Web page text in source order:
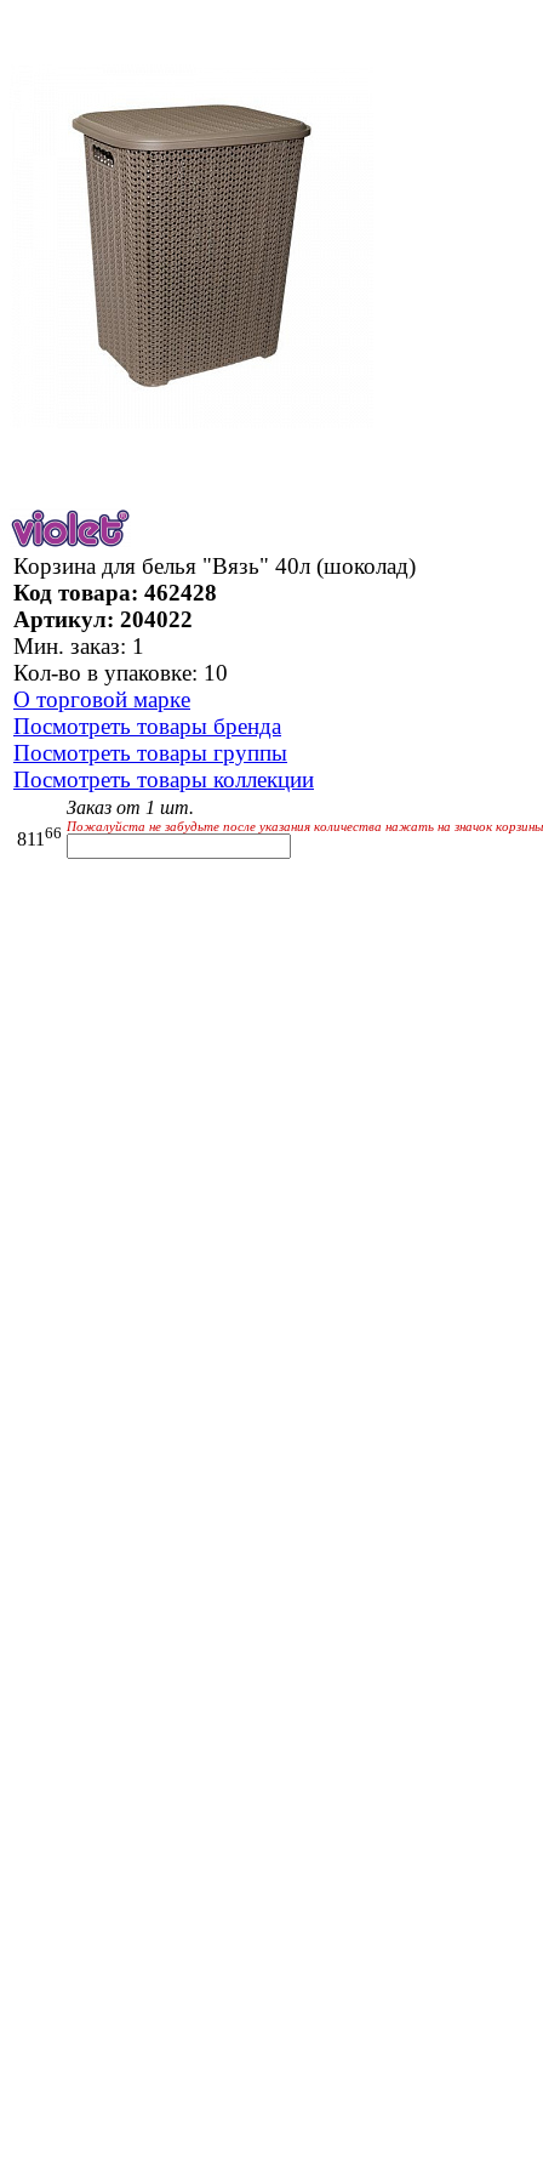
Корзина для белья "Вязь" 40л (шоколад)
Код товара: 462428
Артикул: 204022
Мин. заказ: 1
Кол-во в упаковке: 10
О торговой марке
Посмотреть товары бренда
Посмотреть товары группы
Посмотреть товары коллекции
811 66
Заказ от 1 шт.
Пожалуйста не забудьте после указания количества нажать на значок